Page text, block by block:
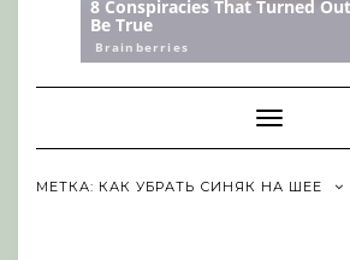
Toggle
Navigation
МЕТКА: КАК УБРАТЬ СИНЯК НА ШЕЕ